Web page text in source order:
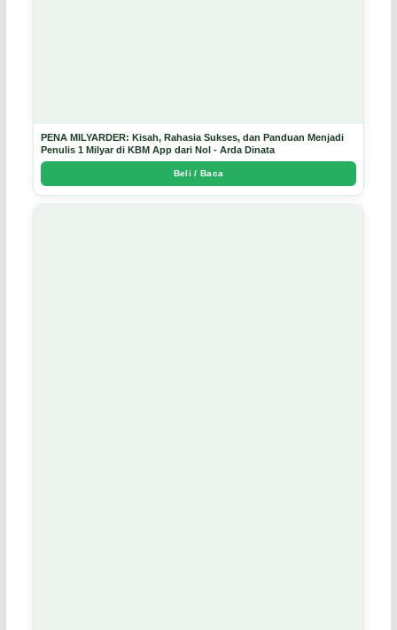
PENA MILYARDER: Kisah, Rahasia Sukses, dan Panduan Menjadi
Penulis 1 Milyar di KBM App dari Nol - Arda Dinata
Beli / Baca